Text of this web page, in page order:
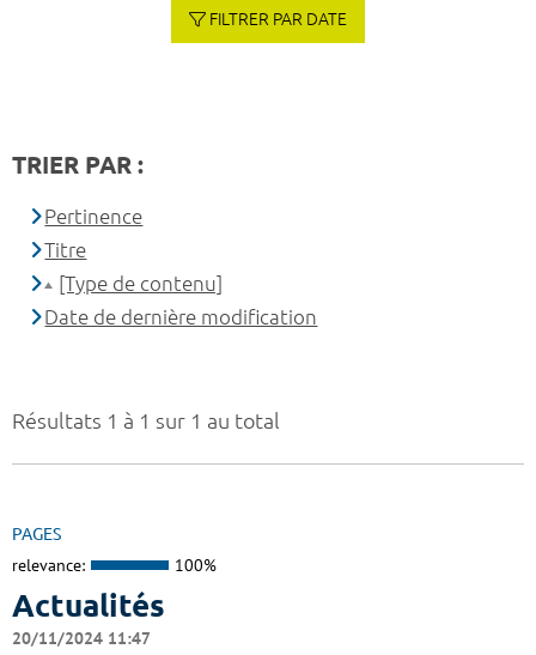
Résultats 1 à 1 sur 1 au total
PAGES
relevance: 100%
Actualités
20/11/2024 11:47
FILTRER PAR DATE
TRIER PAR :
Pertinence
Titre
[Type de contenu]
Date de dernière modification